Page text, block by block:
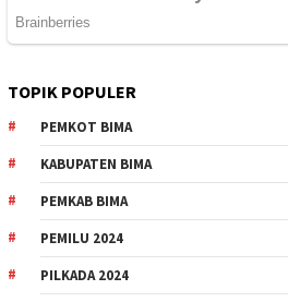
TOPIK POPULER
PEMKOT BIMA
KABUPATEN BIMA
PEMKAB BIMA
PEMILU 2024
PILKADA 2024